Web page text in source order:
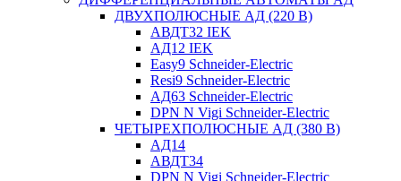
ДВУХПОЛЮСНЫЕ АД (220 В)
АВДТ32 IEK
АД12 IEK
Easy9 Schneider-Electric
Resi9 Schneider-Electric
АД63 Schneider-Electric
DPN N Vigi Schneider-Electric
ЧЕТЫРЕХПОЛЮСНЫЕ АД (380 В)
АД14
АВДТ34
DPN N Vigi Schneider-Electric